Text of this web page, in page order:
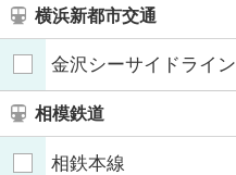
横浜新都市交通
金沢シーサイドライン
相模鉄道
相鉄本線